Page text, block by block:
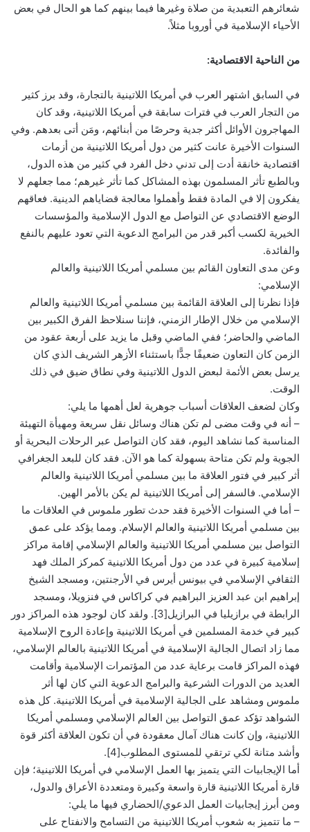
شعائرهم التعبدية من صلاة وغيرها فيما بينهم كما هو الحال في بعض
الأحياء الإسلامية في أوروبا مثلاً.
من الناحية الاقتصادية:
في السابق اشتهر العرب في أمريكا اللاتينية بالتجارة، وقد برز كثير
من التجار العرب في فترات سابقة في أمريكا اللاتينية، وقد كان
المهاجرون الأوائل أكثر جدية وحرصًا من أبنائهم، ومَن أتى بعدهم. وفي
السنوات الأخيرة عانت كثير من دول أمريكا اللاتينية من أزمات
اقتصادية خانقة أدت إلى تدني دخل الفرد في كثير من هذه الدول،
وبالطبع تأثر المسلمون بهذه المشاكل كما تأثر غيرهم؛ مما جعلهم لا
يفكرون إلا في المادة فقط وأهملوا معالجة قضاياهم الدينية. فعاقهم
الوضع الاقتصادي عن التواصل مع الدول الإسلامية والمؤسسات
الخيرية لكسب أكبر قدر من البرامج الدعوية التي تعود عليهم بالنفع
والفائدة.
وعن مدى التعاون القائم بين مسلمي أمريكا اللاتينية والعالم
الإسلامي:
فإذا نظرنا إلى العلاقة القائمة بين مسلمي أمريكا اللاتينية والعالم
الإسلامي من خلال الإطار الزمني، فإننا سنلاحظ الفرق الكبير بين
الماضي والحاضر؛ ففي الماضي وقبل ما يزيد على أربعة عقود من
الزمن كان التعاون ضعيفًا جدًّا باستثناء الأزهر الشريف الذي كان
يرسل بعض الأئمة لبعض الدول اللاتينية وفي نطاق ضيق في ذلك
الوقت.
وكان لضعف العلاقات أسباب جوهرية لعل أهمها ما يلي:
– أنه في وقت مضى لم تكن هناك وسائل نقل سريعة ومهيأة التهيئة
المناسبة كما نشاهد اليوم، فقد كان التواصل عبر الرحلات البحرية أو
الجوية ولم تكن متاحة بسهولة كما هو الآن. فقد كان للبعد الجغرافي
أثر كبير في فتور العلاقة ما بين مسلمي أمريكا اللاتينية والعالم
الإسلامي. فالسفر إلى أمريكا اللاتينية لم يكن بالأمر الهين.
– أما في السنوات الأخيرة فقد حدث تطور ملموس في العلاقات ما
بين مسلمي أمريكا اللاتينية والعالم الإسلام. ومما يؤكد على عمق
التواصل بين مسلمي أمريكا اللاتينية والعالم الإسلامي إقامة مراكز
إسلامية كبيرة في عدد من دول أمريكا اللاتينية كمركز الملك فهد
الثقافي الإسلامي في بيونس أيرس في الأرجنتين، ومسجد الشيخ
إبراهيم ابن عبد العزيز البراهيم في كراكاس في فنزويلا، ومسجد
الرابطة في برازيليا في البرازيل[3]. ولقد كان لوجود هذه المراكز دور
كبير في خدمة المسلمين في أمريكا اللاتينية وإعادة الروح الإسلامية
مما زاد اتصال الجالية الإسلامية في أمريكا اللاتينية بالعالم الإسلامي،
فهذه المراكز قامت برعاية عدد من المؤتمرات الإسلامية وأقامت
العديد من الدورات الشرعية والبرامج الدعوية التي كان لها أثر
ملموس ومشاهد على الجالية الإسلامية في أمريكا اللاتينية. كل هذه
الشواهد تؤكد عمق التواصل بين العالم الإسلامي ومسلمي أمريكا
اللاتينية، وإن كانت هناك آمال معقودة في أن تكون العلاقة أكثر قوة
وأشد متانة لكي ترتقي للمستوى المطلوب[4].
أما الإيجابيات التي يتميز بها العمل الإسلامي في أمريكا اللاتينية؛ فإن
قارة أمريكا اللاتينية قارة واسعة وكبيرة ومتعددة الأعراق والدول،
ومن أبرز إيجابيات العمل الدعوي/الحضاري فيها ما يلي:
– ما تتميز به شعوب أمريكا اللاتينية من التسامح والانفتاح على